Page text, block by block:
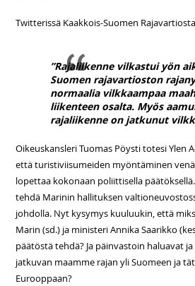
Twitterissä Kaakkois-Suomen
”Rajaliikenne vilkastui yön
Suomen rajavartioston
normaalia vilkkaampaa
liikenteen osalta. Myös
rajaliikenne on jatkunut
Oikeuskansleri Tuomas Pöysti totesi Ylen
että turistiviisumeiden myöntäminen
lopettaa kokonaan poliittisella
tehdä Marinin hallituksen
johdolla. Nyt kysymys kuuluukin, että
Marin (sd.) ja ministeri Annika Saarikko
päätöstä tehdä? Ja päinvastoin haluavat
jatkuvan maamme rajan yli Suomeen ja
Eurooppaan?